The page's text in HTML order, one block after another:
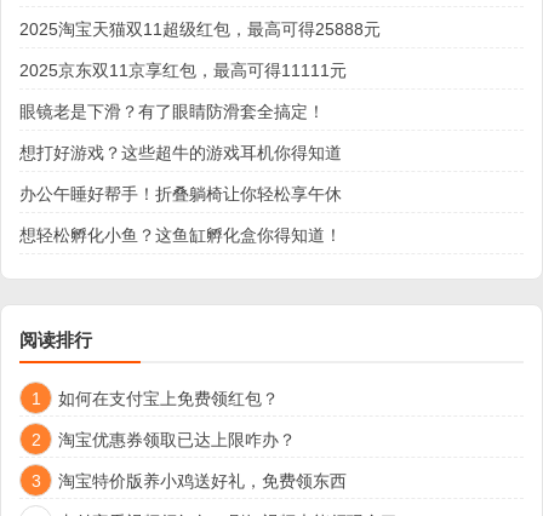
2025淘宝天猫双11超级红包，最高可得25888元
2025京东双11京享红包，最高可得11111元
眼镜老是下滑？有了眼睛防滑套全搞定！
想打好游戏？这些超牛的游戏耳机你得知道
办公午睡好帮手！折叠躺椅让你轻松享午休
想轻松孵化小鱼？这鱼缸孵化盒你得知道！
阅读排行
1 如何在支付宝上免费领红包？
2 淘宝优惠券领取已达上限咋办？
3 淘宝特价版养小鸡送好礼，免费领东西